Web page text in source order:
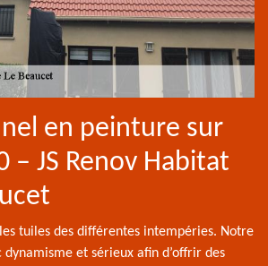
en peinture sur
– JS Renov Habitat
tuiles des différentes intempéries. Notre
et sérieux afin d’offrir des